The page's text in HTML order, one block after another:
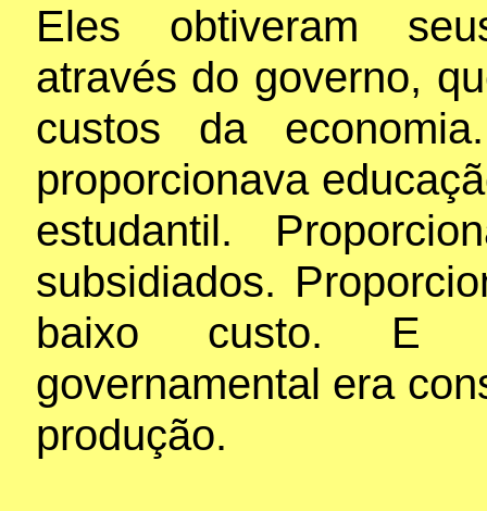
Eles obtiveram
através do governo,
custos da
proporcionava
estudantil.
subsidiados.
baixo custo. E
governamental era
produção.